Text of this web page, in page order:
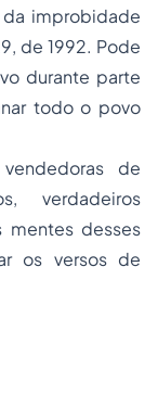
improbidade
de 1992. Pode
durante parte
todo o povo
de
verdadeiros
mentes desses
os versos de